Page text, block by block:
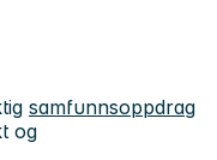
samfunnsoppdrag
og